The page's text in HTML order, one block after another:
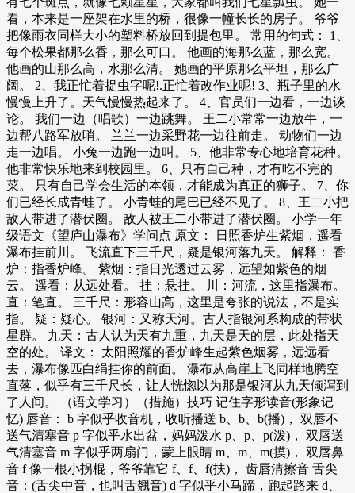
看，本来是一座架在水里的桥，很像一幢长长的房子。 爷爷
把像雨衣同样大小的塑料桥放回到提包里。 常用的句式： 1、
每个松果都那么香，那么可口。 他画的海那么蓝，那么宽。
他画的山那么高，水那么清。 她画的平原那么平坦，那么广
阔。 2、我正忙着捉虫字呢!.正忙着改作业呢! 3、瓶子里的水
慢慢上升了。天气慢慢热起来了。 4、官员们一边看，一边谈
论。 我们一边（唱歌）一边跳舞。 王二小常常一边放牛，一
边帮八路军放哨。 兰兰一边采野花一边往前走。 动物们一边
走一边唱。 小兔一边跑一边叫。 5、他非常专心地培育花种。
他非常快乐地来到校园里。 6、只有自己种，才有吃不完的
菜。 只有自己学会生活的本领，才能成为真正的狮子。 7、你
们已经长成青蛙了。 小青蛙的尾巴已经不见了。 8、王二小把
敌人带进了潜伏圈。 敌人被王二小带进了潜伏圈。 小学一年
级语文《望庐山瀑布》学问点 原文： 日照香炉生紫烟，遥看
瀑布挂前川。 飞流直下三千尺，疑是银河落九天。 解释： 香
炉：指香炉峰。 紫烟：指日光透过云雾，远望如紫色的烟
云。 遥看：从远处看。 挂：悬挂。 川：河流，这里指瀑布。
直：笔直。 三千尺：形容山高，这里是夸张的说法，不是实
指。 疑：疑心。 银河：又称天河。古人指银河系构成的带状
星群。 九天：古人认为天有九重，九天是天的层，此处指天
空的处。 译文： 太阳照耀的香炉峰生起紫色烟雾，远远看
去，瀑布像匹白绢挂你的前面。 瀑布从高崖上飞同样地腾空
直落，似乎有三千尺长，让人恍惚以为那是银河从九天倾泻到
了人间。 （语文学习）（措施）技巧 记住字形读音(形象记
忆) 唇音： b 字似乎收音机，收听播送 b、b、b(播)， 双唇不
送气清塞音 p 字似乎水出盆，妈妈泼水 p、p、p(泼)， 双唇送
气清塞音 m 字似乎两扇门，蒙上眼睛 m、m、m(摸)， 双唇鼻
音 f 像一根小拐棍，爷爷靠它 f、f、f(扶)， 齿唇清擦音 舌尖
音：(舌尖中音，也叫舌翘音) d 字似乎小马蹄，跑起路来 d、